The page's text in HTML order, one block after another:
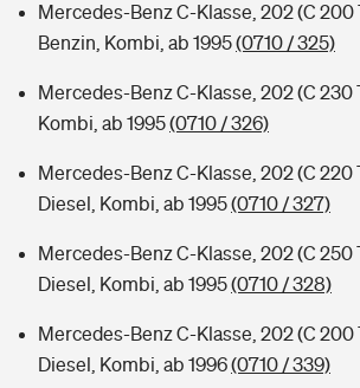
Mercedes-Benz C-Klasse, 202 (C 200
Benzin, Kombi, ab 1995(0710 / 325)
Mercedes-Benz C-Klasse, 202 (C 230
Kombi, ab 1995(0710 / 326)
Mercedes-Benz C-Klasse, 202 (C 220
Diesel, Kombi, ab 1995(0710 / 327)
Mercedes-Benz C-Klasse, 202 (C 250
Diesel, Kombi, ab 1995(0710 / 328)
Mercedes-Benz C-Klasse, 202 (C 200
Diesel, Kombi, ab 1996(0710 / 339)